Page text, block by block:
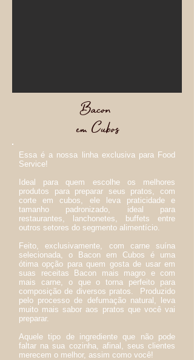
Bacon
em Cubos
Essa é a nossa linha exclusiva para Food
Service!
Ideal para quem escolhe os melhores
produtos para preparar seus pratos, com
corte em cubos, ele leva praticidade e
tamanho padronizado, ideal para
restaurantes, lanchonetes, buffets entre
outros setores do segmento alimentício.
Feito, exclusivamente, com carne suína
selecionada, o Bacon em Cubos é uma
ótima opção para quem gosta de usar em
suas receitas Bacon mais magro e com
mais carne, o que o torna perfeito para
composição de diversos pratos. Produzido
pelo processo de defumação natural, leva
muito mais sabor aos pratos que você vai
preparar.
Aquele tipo de ingrediente que não pode
faltar na sua cozinha, afinal, seus clientes
merecem o melhor, assim como você!